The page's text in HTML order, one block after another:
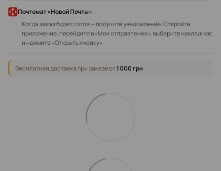
Почтомат «Новой Почты»
Когда заказ будет готов — получите уведомление. Откройте
приложение, перейдите в «Мои отправления», выберите накладную
и нажмите «Открыть ячейку».
Бесплатная доставка при заказе от1 000 грн